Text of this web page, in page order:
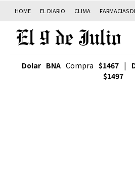
HOME EL DIARIO CLIMA FARMACIAS
Dolar BNA Compra $1467 |
$1497